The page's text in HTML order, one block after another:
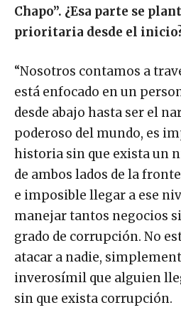
Chapo”. ¿Esa parte se
prioritaria desde el
“Nosotros contamos a
está enfocado en un
desde abajo hasta ser el
poderoso del mundo, es
historia sin que exista un
de ambos lados de la
e imposible llegar a ese
manejar tantos negocios
grado de corrupción. No
atacar a nadie,
inverosímil que alguien
sin que exista corrupción.